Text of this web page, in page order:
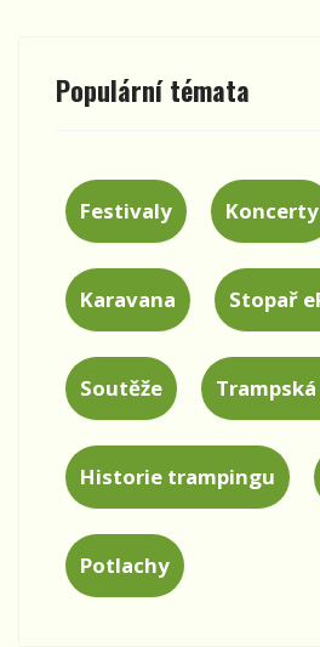
Populární témata
Festivaly Koncerty
Karavana Stopař
Soutěže
Historie trampingu
Potlachy